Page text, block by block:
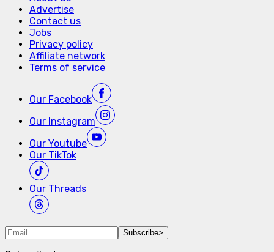
Advertise
Contact us
Jobs
Privacy policy
Affiliate network
Terms of service
Our Facebook
Our Instagram
Our Youtube
Our TikTok
Our Threads
Subscribe>